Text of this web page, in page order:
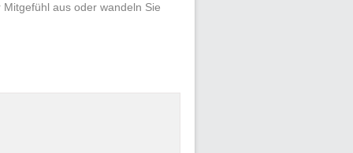
aus oder wandeln Sie